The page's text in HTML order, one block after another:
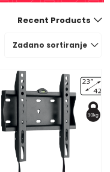
Recent Products
Zadano sortiranje